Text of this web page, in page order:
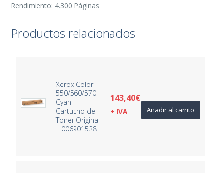
Rendimiento: 4.300 Páginas
Productos relacionados
Xerox Color
550/560/570
Cyan
Cartucho de
Toner Original
– 006R01528
143,40€
+ IVA Añadir al carrito